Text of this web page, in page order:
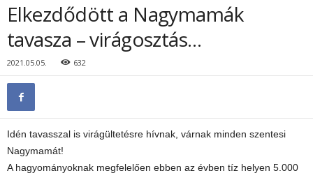
Elkezdődött a Nagymamák
tavasza – virágosztás…
2021.05.05. 632
Idén tavasszal is virágültetésre hívnak, várnak minden szentesi
Nagymamát!
A hagyományoknak megfelelően ebben az évben tíz helyen 5.000